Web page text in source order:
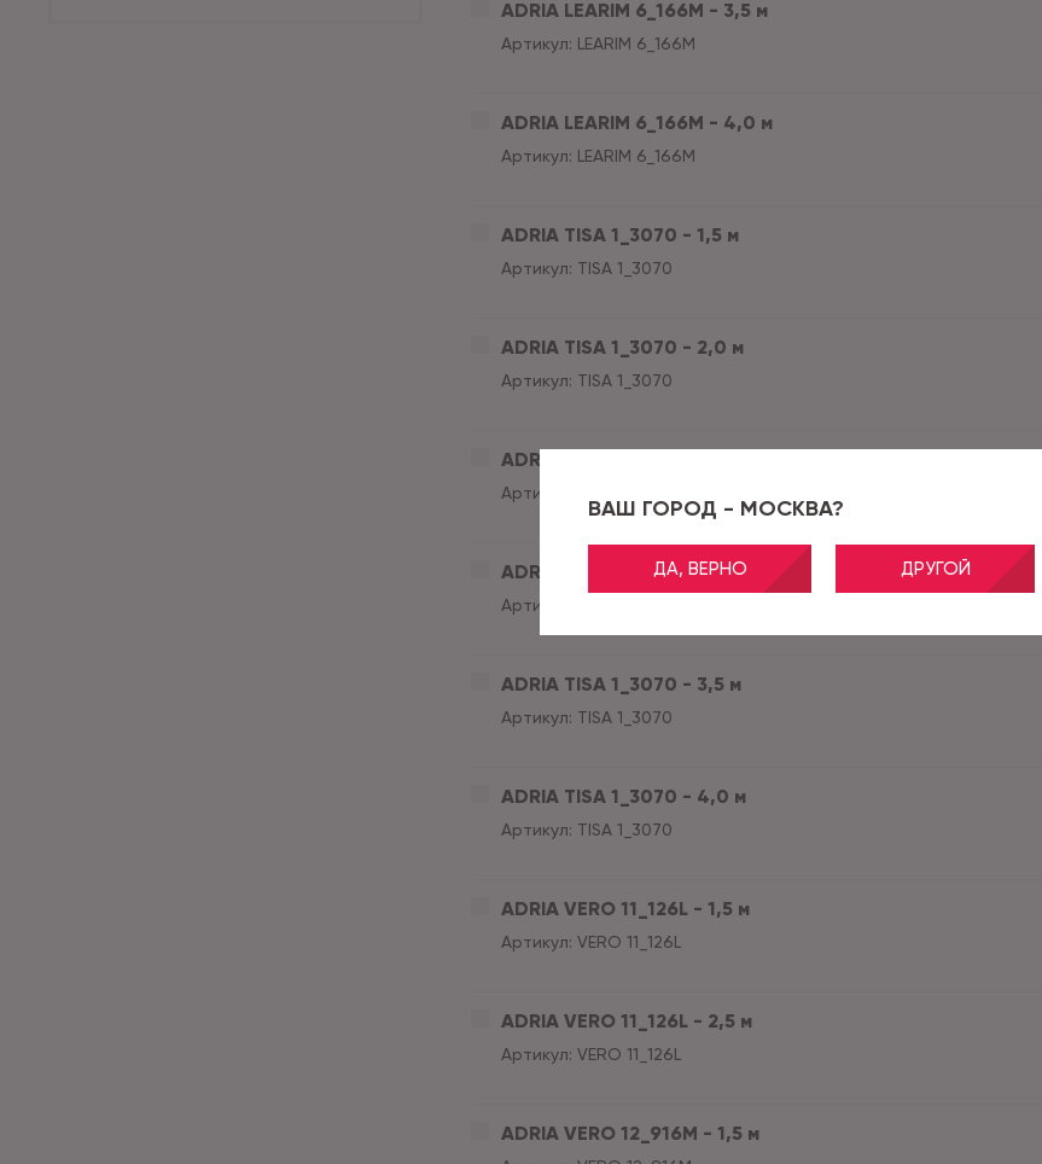
ВАШ ГОРОД - МОСКВА?
ДА, ВЕРНО ДРУГОЙ
ADRIA LEARIM 6_166M - 3,5 м
Артикул: LEARIM 6_166M
ADRIA LEARIM 6_166M - 4,0 м
Артикул: LEARIM 6_166M
ADRIA TISA 1_3070 - 1,5 м
Артикул: TISA 1_3070
ADRIA TISA 1_3070 - 2,0 м
Артикул: TISA 1_3070
ADRIA TISA 1_3070 - 2,5 м
Артикул:
ADRIA TISA 1_3070 - 3,0 м
Артикул:
ADRIA TISA 1_3070 - 3,5 м
Артикул: TISA 1_3070
ADRIA TISA 1_3070 - 4,0 м
Артикул: TISA 1_3070
ADRIA VERO 11_126L - 1,5 м
Артикул: VERO 11_126L
ADRIA VERO 11_126L - 2,5 м
Артикул: VERO 11_126L
ADRIA VERO 12_916M - 1,5 м